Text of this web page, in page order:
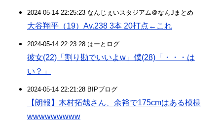
2024-05-14 22:25:23 なんじぇいスタジアム＠なんJまとめ
大谷翔平（19）Av.238 3本 20打点←これ
2024-05-14 22:23:28 はーとログ
彼女(22)「割り勘でいいよw」僕(28)「・・・は
い？」
2024-05-14 22:21:28 BIPブログ
【朗報】木村拓哉さん、余裕で175cmはある模様
wwwwwwwww